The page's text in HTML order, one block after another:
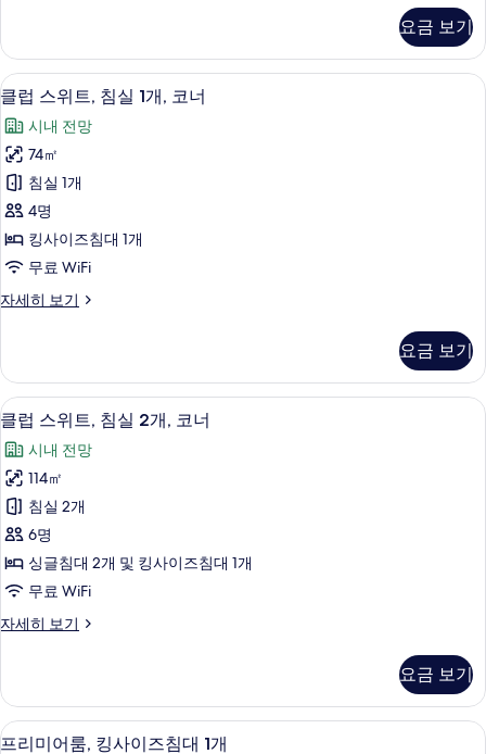
사
진
모
두
보
기
싱
글
침
2
개
(Grand)
자
세
히
보
기
요금 보기
클
럽
스
위
트,
침
실
개,
너
사
진
모
두
보
기
클럽 스위트, 침실 1개, 코너 | 이집트
24
클럽 스위트, 침실 1개, 코너
시내 전망
74㎡
침실 1개
4명
킹사이즈침대 1개
무료 WiFi
자세히 보기
클
트,
침
실
개,
코
너
자
세
히
보
기
요금 보기
클
럽
스
위
트,
침
실
개,
너
사
진
클럽 스위트, 침실 2개, 코너 | 이집트
21
클럽 스위트, 침실 2개, 코너
시내 전망
114㎡
침실 2개
6명
싱글침대 2개 및 킹사이즈침대 1개
무료 WiFi
자세히 보기
클
트,
침
실
요금 보기
프
이집트산 면 시트, 고급 침구, 객실 내
19
프리미어룸, 킹사이즈침대 1개